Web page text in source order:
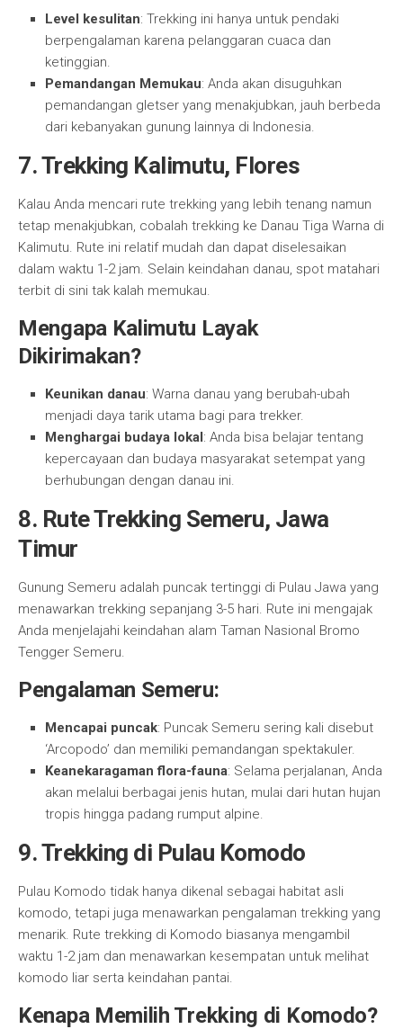
Level kesulitan: Trekking ini hanya untuk pendaki
berpengalaman karena pelanggaran cuaca dan
ketinggian.
Pemandangan Memukau: Anda akan disuguhkan
pemandangan gletser yang menakjubkan, jauh berbeda
dari kebanyakan gunung lainnya di Indonesia.
7. Trekking Kalimutu, Flores
Kalau Anda mencari rute trekking yang lebih tenang namun
tetap menakjubkan, cobalah trekking ke Danau Tiga Warna di
Kalimutu. Rute ini relatif mudah dan dapat diselesaikan
dalam waktu 1-2 jam. Selain keindahan danau, spot matahari
terbit di sini tak kalah memukau.
Mengapa Kalimutu Layak
Dikirimakan?
Keunikan danau: Warna danau yang berubah-ubah
menjadi daya tarik utama bagi para trekker.
Menghargai budaya lokal: Anda bisa belajar tentang
kepercayaan dan budaya masyarakat setempat yang
berhubungan dengan danau ini.
8. Rute Trekking Semeru, Jawa
Timur
Gunung Semeru adalah puncak tertinggi di Pulau Jawa yang
menawarkan trekking sepanjang 3-5 hari. Rute ini mengajak
Anda menjelajahi keindahan alam Taman Nasional Bromo
Tengger Semeru.
Pengalaman Semeru:
Mencapai puncak: Puncak Semeru sering kali disebut
‘Arcopodo’ dan memiliki pemandangan spektakuler.
Keanekaragaman flora-fauna: Selama perjalanan, Anda
akan melalui berbagai jenis hutan, mulai dari hutan hujan
tropis hingga padang rumput alpine.
9. Trekking di Pulau Komodo
Pulau Komodo tidak hanya dikenal sebagai habitat asli
komodo, tetapi juga menawarkan pengalaman trekking yang
menarik. Rute trekking di Komodo biasanya mengambil
waktu 1-2 jam dan menawarkan kesempatan untuk melihat
komodo liar serta keindahan pantai.
Kenapa Memilih Trekking di Komodo?